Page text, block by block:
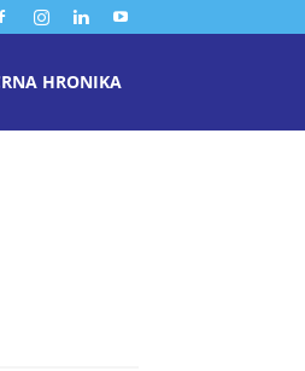
HRONIKA